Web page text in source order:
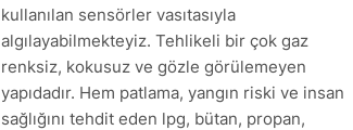
kullanılan sensörler vasıtasıyla
algılayabilmekteyiz. Tehlikeli bir çok gaz
renksiz, kokusuz ve gözle görülemeyen
yapıdadır. Hem patlama, yangın riski ve insan
sağlığını tehdit eden lpg, bütan, propan,